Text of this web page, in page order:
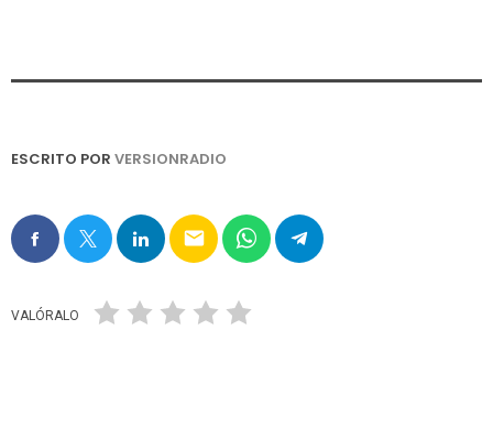
ESCRITO POR VERSIONRADIO
email
VALÓRALO